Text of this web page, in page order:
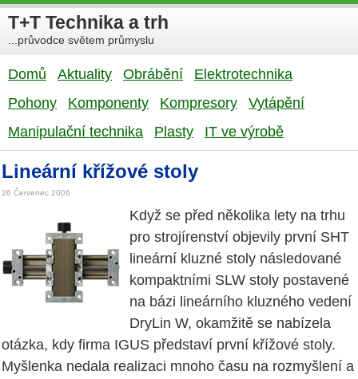
T+T Technika a trh
...průvodce světem průmyslu
Domů Aktuality Obrábění
Elektrotechnika
Pohony
Komponenty Kompresory
Vytápění
Manipulační technika
Plasty IT ve výrobě
Lineární křížové stoly
26 Červenec 2006
Když se před několika lety na trhu
pro strojírenství objevily první SHT
lineární kluzné stoly následované
kompaktními SLW stoly postavené
na bázi lineárního kluzného vedení
DryLin W, okamžitě se nabízela
otázka, kdy firma IGUS představí první křížové stoly.
Myšlenka nedala realizaci mnoho času na rozmyšlení a